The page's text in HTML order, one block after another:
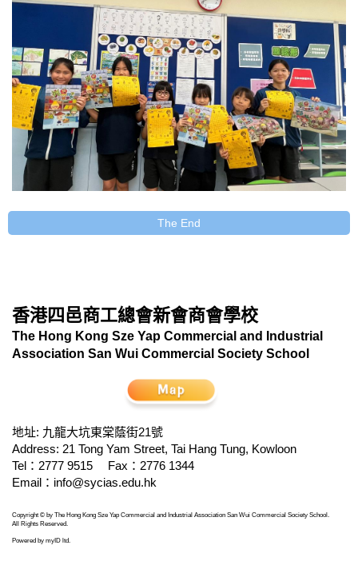
The End
香港四邑商工總會新會商會學校
The Hong Kong Sze Yap Commercial and Industrial
Association San Wui Commercial Society School
地址: 九龍大坑東棠蔭街21號
Address: 21 Tong Yam Street, Tai Hang Tung, Kowloon
Tel：2777 9515
Fax：2776 1344
Email： info@sycias.edu.hk
Copyright © by The Hong Kong Sze Yap Commercial and Industrial Association San Wui Commercial Society School.
All Rights Reserved.
Powered by myID ltd